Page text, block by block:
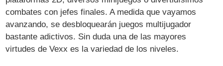
combates con jefes finales. A medida que vayamos
avanzando, se desbloquearán juegos multijugador
bastante adictivos. Sin duda una de las mayores
virtudes de Vexx es la variedad de los niveles.